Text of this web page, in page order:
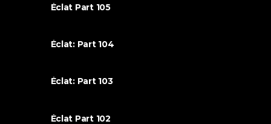
Éclat Part 105
Éclat: Part 104
Éclat: Part 103
Éclat Part 102